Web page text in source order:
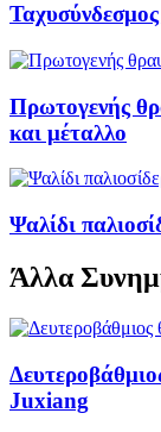
Πρωτογενής
και μέταλλο
Ψαλίδι
Άλλα
Juxiang